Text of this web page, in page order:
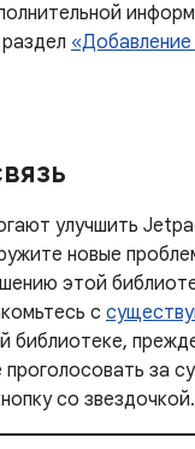
улучшить
новые
этой
с
библиотеке,
за
со звездочкой.